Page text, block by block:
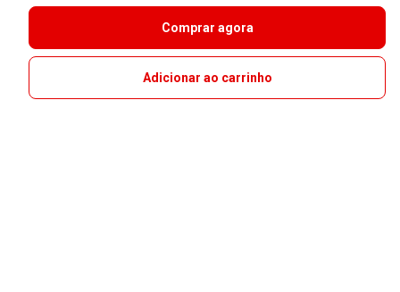
Comprar agora
Adicionar ao carrinho